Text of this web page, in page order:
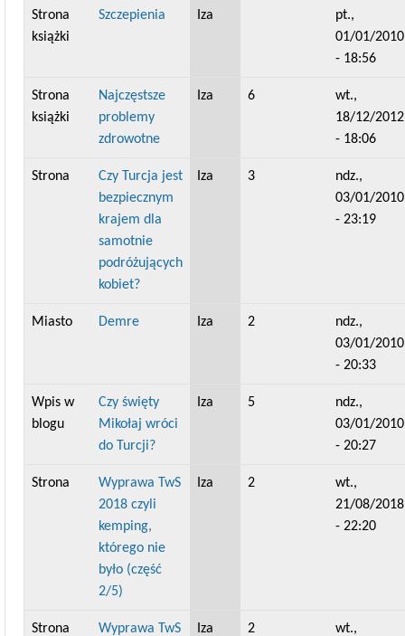
Strona
książki
Szczepienia Iza
pt.,
01/01/2010
- 18:56
Strona
książki
Najczęstsze
problemy
zdrowotne
Iza 6
wt.,
18/12/2012
- 18:06
Strona
Czy Turcja jest
bezpiecznym
krajem dla
samotnie
podróżujących
kobiet?
Iza 3
ndz.,
03/01/2010
- 23:19
Miasto Demre Iza 2
ndz.,
03/01/2010
- 20:33
Wpis w
blogu
Czy święty
Mikołaj wróci
do Turcji?
Iza 5
ndz.,
03/01/2010
- 20:27
Strona
Wyprawa TwS
2018 czyli
kemping,
którego nie
było (część
2/5)
Iza 2
wt.,
21/08/2018
- 22:20
Strona Wyprawa TwS Iza 2 wt.,